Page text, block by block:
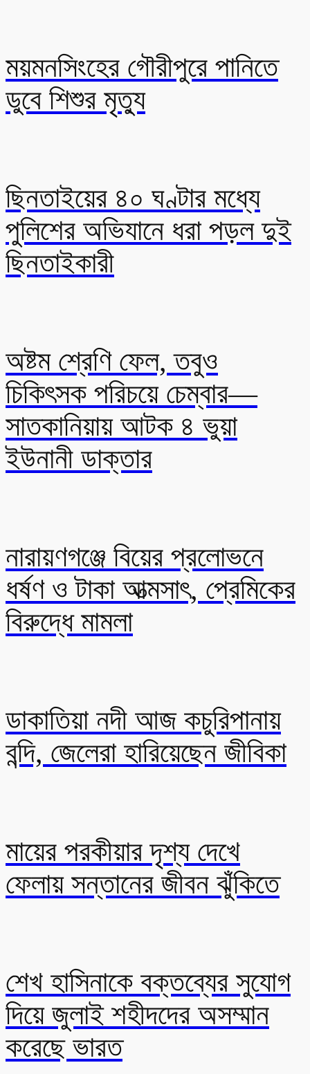
ময়মনসিংহের গৌরীপুরে পানিতে
ডুবে শিশুর মৃত্যু
ছিনতাইয়ের ৪০ ঘণ্টার মধ্যে
পুলিশের অভিযানে ধরা পড়ল দুই
ছিনতাইকারী
অষ্টম শ্রেণি ফেল, তবুও
চিকিৎসক পরিচয়ে চেম্বার—
সাতকানিয়ায় আটক ৪ ভুয়া
ইউনানী ডাক্তার
নারায়ণগঞ্জে বিয়ের প্রলোভনে
ধর্ষণ ও টাকা আত্মসাৎ, প্রেমিকের
বিরুদ্ধে মামলা
ডাকাতিয়া নদী আজ কচুরিপানায়
বন্দি, জেলেরা হারিয়েছেন জীবিকা
মায়ের পরকীয়ার দৃশ্য দেখে
ফেলায় সন্তানের জীবন ঝুঁকিতে
শেখ হাসিনাকে বক্তব্যের সুযোগ
দিয়ে জুলাই শহীদদের অসম্মান
করেছে ভারত